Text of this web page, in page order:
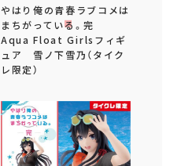
やはり俺の青春ラブコメは
まちがっている。完
Aqua Float Girlsフィギ
ュア 雪ノ下雪乃（タイク
レ限定）